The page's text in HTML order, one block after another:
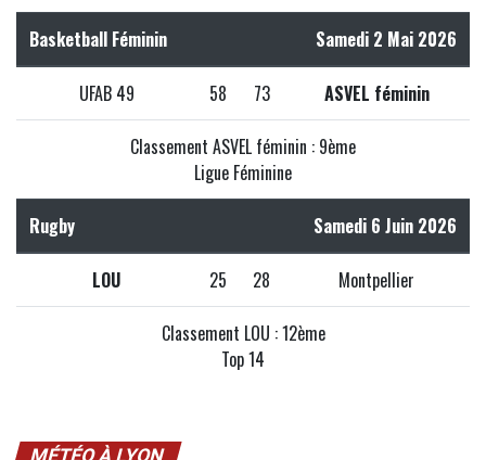
Basketball Féminin Samedi 2 Mai 2026
UFAB 49 58 73 ASVEL féminin
Classement ASVEL féminin : 9ème
Ligue Féminine
Rugby Samedi 6 Juin 2026
LOU 25 28 Montpellier
Classement LOU : 12ème
Top 14
MÉTÉO À LYON